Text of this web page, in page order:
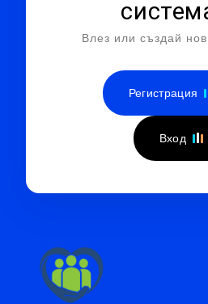
Влез или създай
Регистрация
Вход